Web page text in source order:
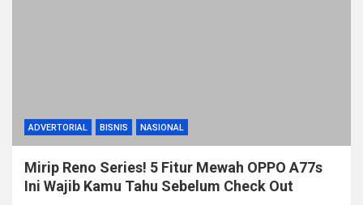
ADVERTORIAL BISNIS NASIONAL
Mirip Reno Series! 5 Fitur Mewah OPPO A77s
Ini Wajib Kamu Tahu Sebelum Check Out